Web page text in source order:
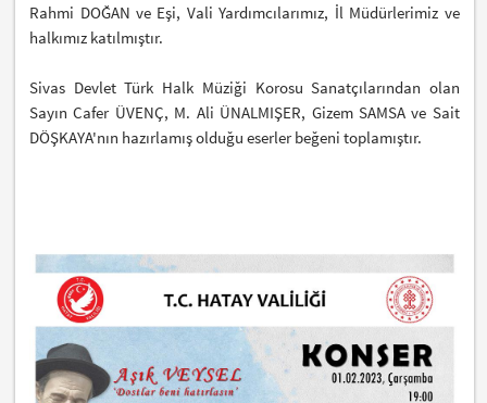
Rahmi DOĞAN ve Eşi, Vali Yardımcılarımız, İl Müdürlerimiz ve
halkımız katılmıştır.
Sivas Devlet Türk Halk Müziği Korosu Sanatçılarından olan
Sayın Cafer ÜVENÇ, M. Ali ÜNALMIŞER, Gizem SAMSA ve Sait
DÖŞKAYA'nın hazırlamış olduğu eserler beğeni toplamıştır.